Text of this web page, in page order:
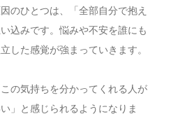
のひとつは、「全部自分で抱え
込みです。悩みや不安を誰にも
した感覚が強まっていきます。
の気持ちを分かってくれる人が
」と感じられるようになりま